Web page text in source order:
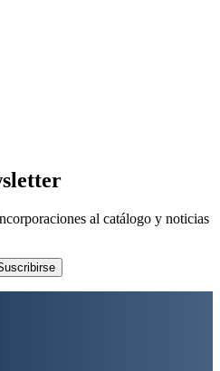
al catálogo y noticias